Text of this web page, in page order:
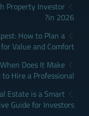
Property Investor
in 2026?
How to Plan a
Value and Comfort
Does It Make
to Hire a Professional?
Estate is a Smart
Guide for Investors